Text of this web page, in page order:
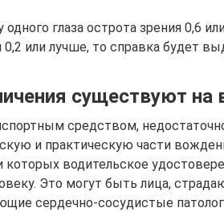
глаза острота зрения 0,6
0,2 или лучше, то справка будет
существуют на
средством,
и практическую части
которых водительское
Это могут быть лица,
сердечно-сосудистые